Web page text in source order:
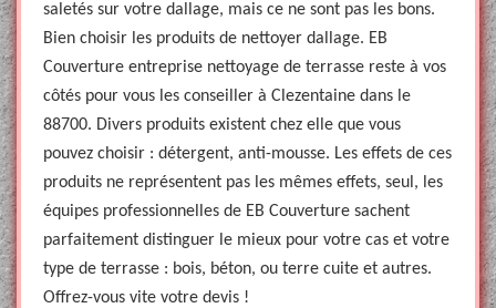
saletés sur votre dallage, mais ce ne sont pas les bons.
Bien choisir les produits de nettoyer dallage. EB
Couverture entreprise nettoyage de terrasse reste à vos
côtés pour vous les conseiller à Clezentaine dans le
88700. Divers produits existent chez elle que vous
pouvez choisir : détergent, anti-mousse. Les effets de ces
produits ne représentent pas les mêmes effets, seul, les
équipes professionnelles de EB Couverture sachent
parfaitement distinguer le mieux pour votre cas et votre
type de terrasse : bois, béton, ou terre cuite et autres.
Offrez-vous vite votre devis !